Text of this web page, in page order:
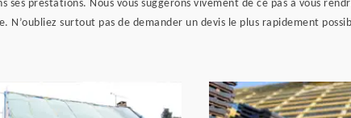
ses prestations. Nous vous suggérons vivement de ce pas à vous
N’oubliez surtout pas de demander un devis le plus rapidement